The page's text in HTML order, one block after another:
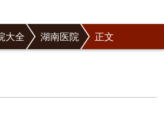
大全 湖南医院 正文